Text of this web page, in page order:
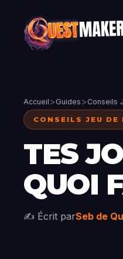
Accueil >Guides >Conseils
CONSEILS JEU DE
TES
QUOI
✍️ Écrit parSeb de